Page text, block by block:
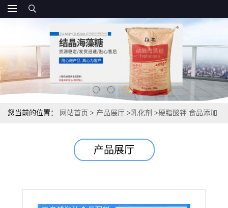
您当前的位置： 网站首页 > 产品展厅 >乳化剂 >硬脂酸钾 食品添加
产品展厅